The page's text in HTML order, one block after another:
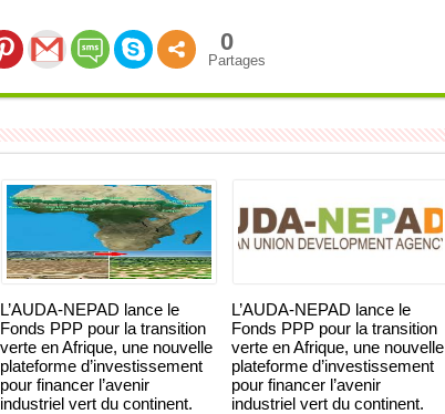
0
Partages
L’AUDA-NEPAD lance le
Fonds PPP pour la transition
verte en Afrique, une nouvelle
plateforme d’investissement
pour financer l’avenir
industriel vert du continent.
L’AUDA-NEPAD lance le
Fonds PPP pour la transition
verte en Afrique, une nouvelle
plateforme d’investissement
pour financer l’avenir
industriel vert du continent.